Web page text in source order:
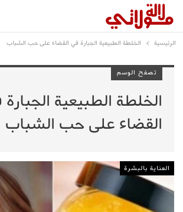
الرئيسية الخلطة الطبيعية الجبارة في القضاء على حب الشباب
تصفح الوسم
الخلطة الطبيعية
القضاء على حب الشباب
العناية بالبشرة